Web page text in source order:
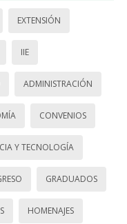
EXTENSIÓN
IIE
ADMINISTRACIÓN
CONVENIOS
Y TECNOLOGÍA
GRADUADOS
HOMENAJES